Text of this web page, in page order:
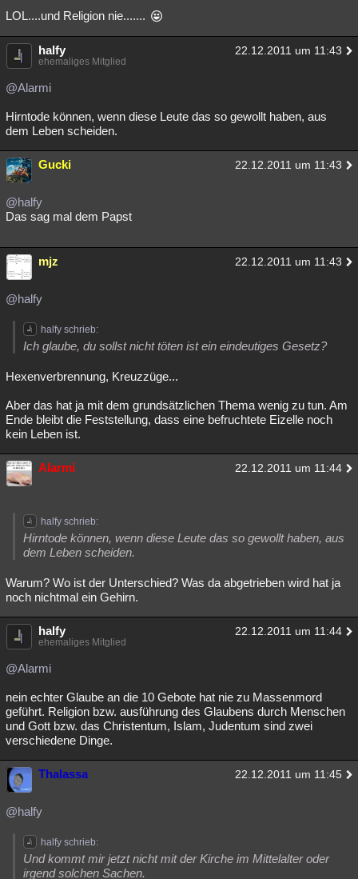
LOL....und Religion nie.......
halfy 22.12.2011 um 11:43
ehemaliges Mitglied
@Alarmi
Hirntode können, wenn diese Leute das so gewollt haben, aus
dem Leben scheiden.
Gucki 22.12.2011 um 11:43
@halfy
Das sag mal dem Papst
mjz 22.12.2011 um 11:43
@halfy
halfy schrieb:
Ich glaube, du sollst nicht töten ist ein eindeutiges Gesetz?
Hexenverbrennung, Kreuzzüge...
Aber das hat ja mit dem grundsätzlichen Thema wenig zu tun. Am
Ende bleibt die Feststellung, dass eine befruchtete Eizelle noch
kein Leben ist.
Alarmi 22.12.2011 um 11:44
halfy schrieb:
Hirntode können, wenn diese Leute das so gewollt haben, aus
dem Leben scheiden.
Warum? Wo ist der Unterschied? Was da abgetrieben wird hat ja
noch nichtmal ein Gehirn.
halfy 22.12.2011 um 11:44
ehemaliges Mitglied
@Alarmi
nein echter Glaube an die 10 Gebote hat nie zu Massenmord
geführt. Religion bzw. ausführung des Glaubens durch Menschen
und Gott bzw. das Christentum, Islam, Judentum sind zwei
verschiedene Dinge.
Thalassa 22.12.2011 um 11:45
@halfy
halfy schrieb:
Und kommt mir jetzt nicht mit der Kirche im Mittelalter oder
irgend solchen Sachen.